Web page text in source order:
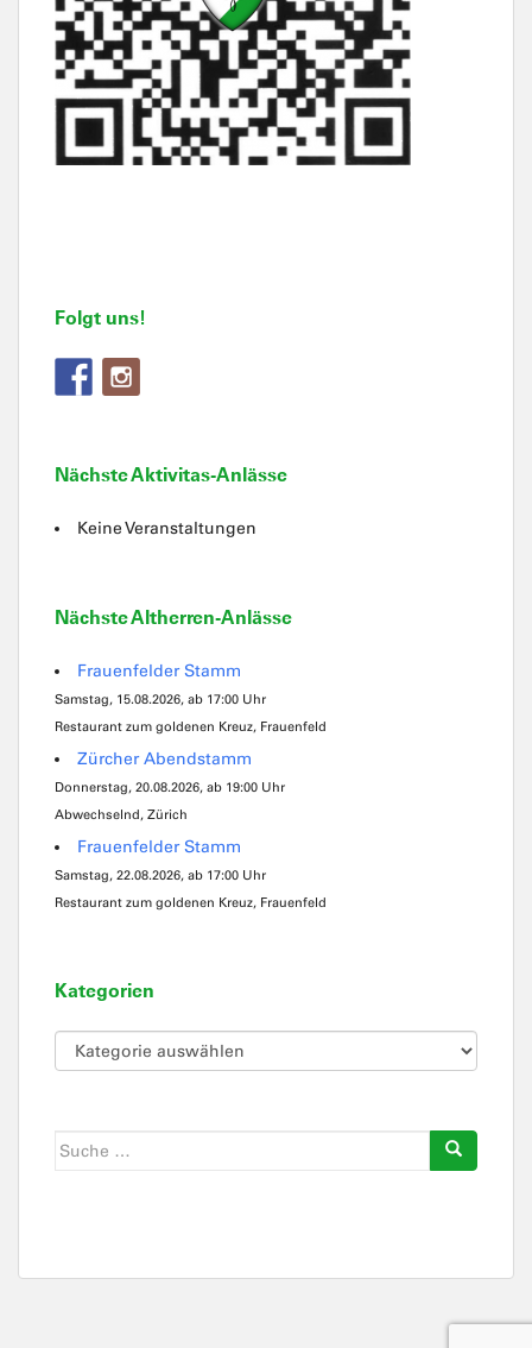
Folgt uns!
Nächste Aktivitas-Anlässe
Keine Veranstaltungen
Nächste Altherren-Anlässe
Frauenfelder Stamm
Samstag, 15.08.2026, ab 17:00 Uhr
Restaurant zum goldenen Kreuz, Frauenfeld
Zürcher Abendstamm
Donnerstag, 20.08.2026, ab 19:00 Uhr
Abwechselnd, Zürich
Frauenfelder Stamm
Samstag, 22.08.2026, ab 17:00 Uhr
Restaurant zum goldenen Kreuz, Frauenfeld
Kategorien
Kategorien
Suche